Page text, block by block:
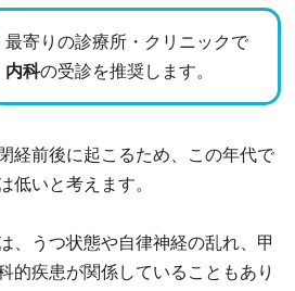
最寄りの診療所・クリニックで
内科の受診を推奨します。
経前後に起こるため、この年代で
低いと考えます。
、うつ状態や自律神経の乱れ、甲
的疾患が関係していることもあり